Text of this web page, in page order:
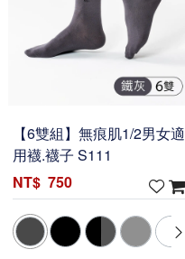
【6雙組】無痕肌1/2男女適
用襪.襪子 S111
750